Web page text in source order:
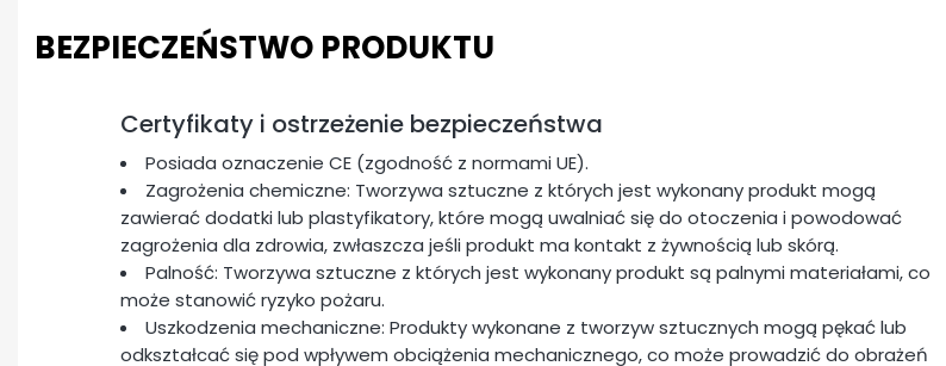
BEZPIECZEŃSTWO PRODUKTU
Certyfikaty i ostrzeżenie bezpieczeństwa
Posiada oznaczenie CE (zgodność z normami UE).
Zagrożenia chemiczne: Tworzywa sztuczne z których jest wykonany produkt mogą
zawierać dodatki lub plastyfikatory, które mogą uwalniać się do otoczenia i powodować
zagrożenia dla zdrowia, zwłaszcza jeśli produkt ma kontakt z żywnością lub skórą.
Palność: Tworzywa sztuczne z których jest wykonany produkt są palnymi materiałami, co
może stanowić ryzyko pożaru.
Uszkodzenia mechaniczne: Produkty wykonane z tworzyw sztucznych mogą pękać lub
odkształcać się pod wpływem obciążenia mechanicznego, co może prowadzić do obrażeń